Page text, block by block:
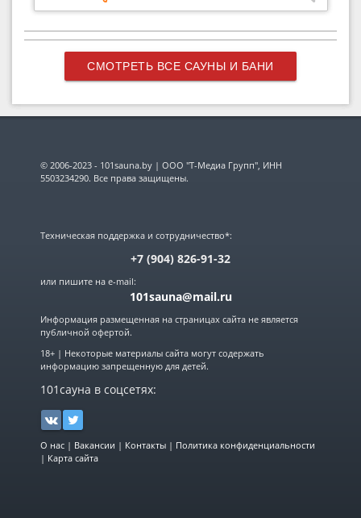
СМОТРЕТЬ ВСЕ САУНЫ И БАНИ
© 2006-2023 - 101sauna.by | ООО "Т-Медиа Групп", ИНН
5503234290. Все права защищены.
Техническая поддержка и сотрудничество*:
+7 (904) 826-91-32
или пишите на e-mail:
101sauna@mail.ru
Информация размещенная на страницах сайта не является
публичной офертой.
18+ | Некоторые материалы сайта могут содержать
информацию запрещенную для детей.
101сауна в соцсетях:
О нас | Вакансии | Контакты | Политика конфиденциальности
| Карта сайта